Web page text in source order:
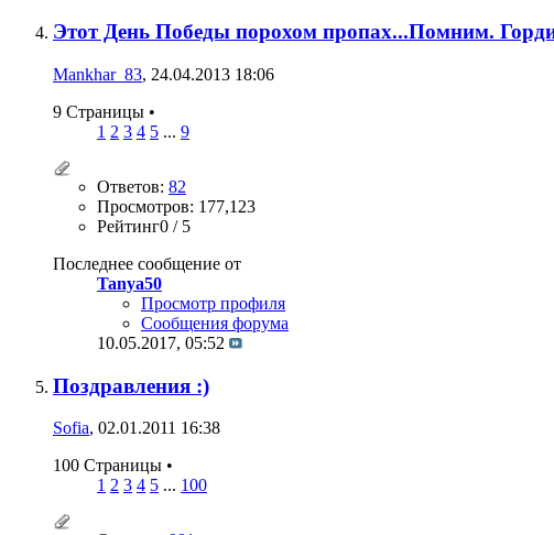
Этот День Победы порохом пропах...Помним.
Mankhar_83, 24.04.2013 18:06
9 Страницы •
1 2 3 4 5 ... 9
Ответов: 82
Просмотров: 177,123
Рейтинг0 / 5
Последнее сообщение от
Tanya50
Просмотр профиля
Сообщения форума
10.05.2017, 05:52
Поздравления :)
Sofia, 02.01.2011 16:38
100 Страницы •
1 2 3 4 5 ... 100